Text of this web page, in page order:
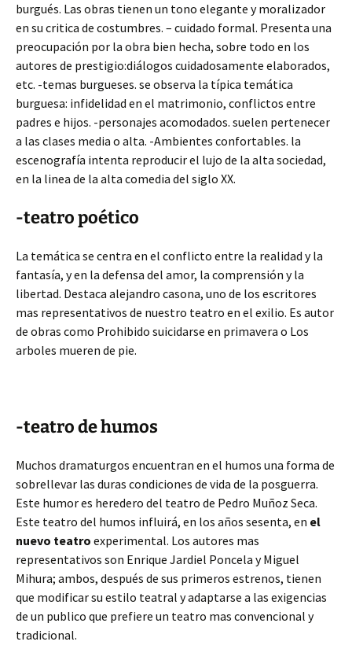
burgués. Las obras tienen un tono elegante y moralizador
en su critica de costumbres. – cuidado formal. Presenta una
preocupación por la obra bien hecha, sobre todo en los
autores de prestigio:diálogos cuidadosamente elaborados,
etc. -temas burgueses. se observa la típica temática
burguesa: infidelidad en el matrimonio, conflictos entre
padres e hijos. -personajes acomodados. suelen pertenecer
a las clases media o alta. -Ambientes confortables. la
escenografía intenta reproducir el lujo de la alta sociedad,
en la linea de la alta comedia del siglo XX.
-teatro poético
La temática se centra en el conflicto entre la realidad y la
fantasía, y en la defensa del amor, la comprensión y la
libertad. Destaca alejandro casona, uno de los escritores
mas representativos de nuestro teatro en el exilio. Es autor
de obras como Prohibido suicidarse en primavera o Los
arboles mueren de pie.
-teatro de humos
Muchos dramaturgos encuentran en el humos una forma de
sobrellevar las duras condiciones de vida de la posguerra.
Este humor es heredero del teatro de Pedro Muñoz Seca.
Este teatro del humos influirá, en los años sesenta, en el
nuevo teatro experimental. Los autores mas
representativos son Enrique Jardiel Poncela y Miguel
Mihura; ambos, después de sus primeros estrenos, tienen
que modificar su estilo teatral y adaptarse a las exigencias
de un publico que prefiere un teatro mas convencional y
tradicional.